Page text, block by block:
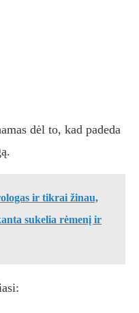
dėl to, kad padeda
ir tikrai žinau,
sukelia rėmenį ir